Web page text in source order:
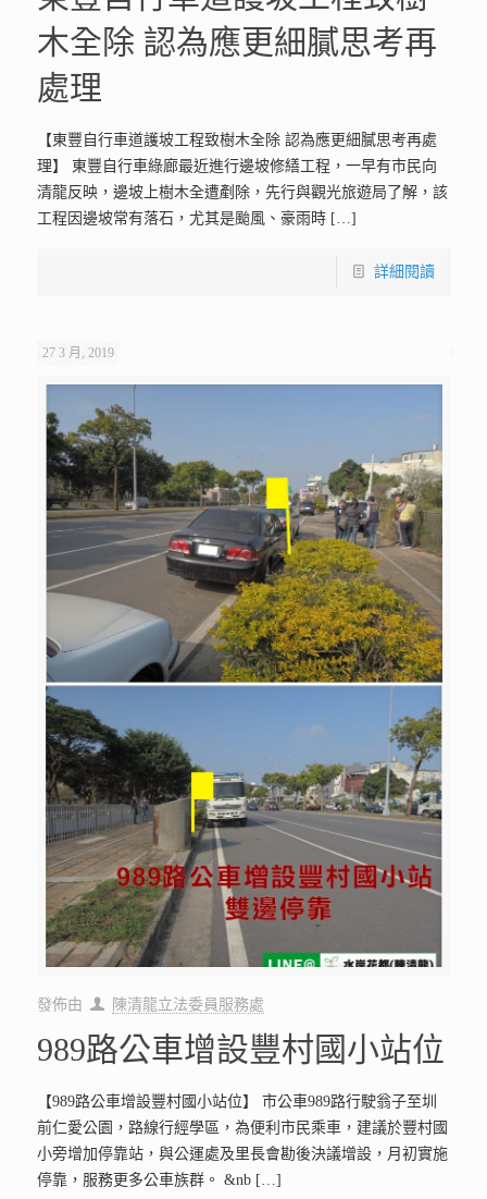
木全除 認為應更細膩思考再
處理
【東豐自行車道護坡工程致樹木全除 認為應更細膩思考再處
理】 東豐自行車綠廊最近進行邊坡修繕工程，一早有市民向
清龍反映，邊坡上樹木全遭剷除，先行與觀光旅遊局了解，該
工程因邊坡常有落石，尤其是颱風、豪雨時[…]
詳細閱讀
27 3 月, 2019
發佈由 陳清龍立法委員服務處
989路公車增設豐村國小站位
【989路公車增設豐村國小站位】 市公車989路行駛翁子至圳
前仁愛公園，路線行經學區，為便利市民乘車，建議於豐村國
小旁增加停靠站，與公運處及里長會勘後決議增設，月初實施
停靠，服務更多公車族群。 &nb[…]